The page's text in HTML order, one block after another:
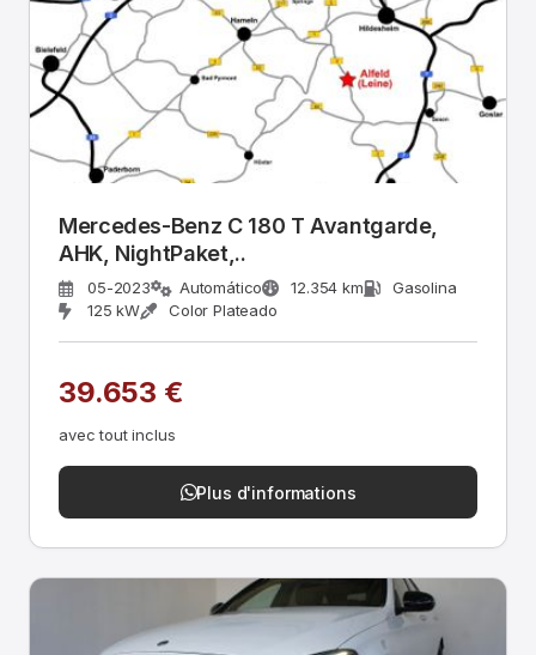
Mercedes-Benz C 180 T Avantgarde,
AHK, NightPaket,..
05-2023 Automático 12.354 km
Gasolina
125 kW
Color Plateado
39.653 €
avec tout inclus
Plus d'informations